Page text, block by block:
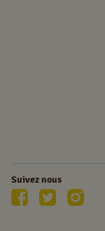
Suivez nous